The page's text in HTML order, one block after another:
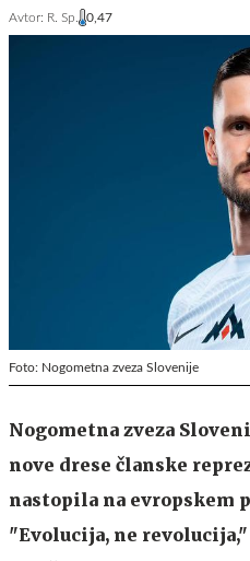
Avtor: R. Sp. 0,47
Foto: Nogometna zveza Slovenije
Nogometna zveza
nove drese članske
nastopila na evropskem
"Evolucija, ne